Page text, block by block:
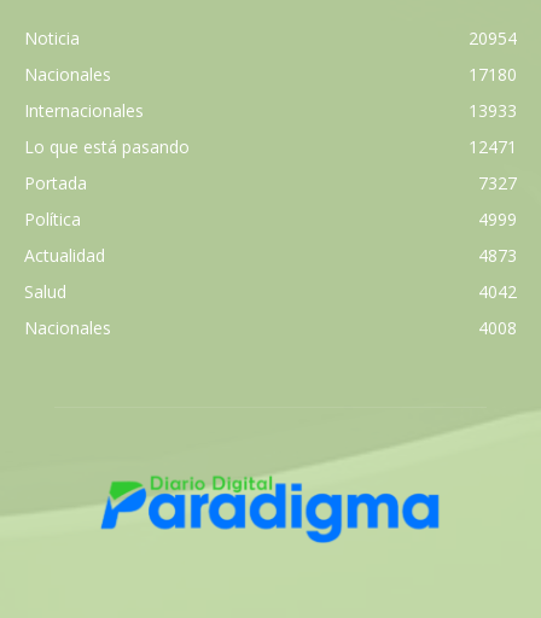
Noticia
20954
Nacionales
17180
Internacionales
13933
Lo que está pasando
12471
Portada
7327
Política
4999
Actualidad
4873
Salud
4042
Nacionales
4008